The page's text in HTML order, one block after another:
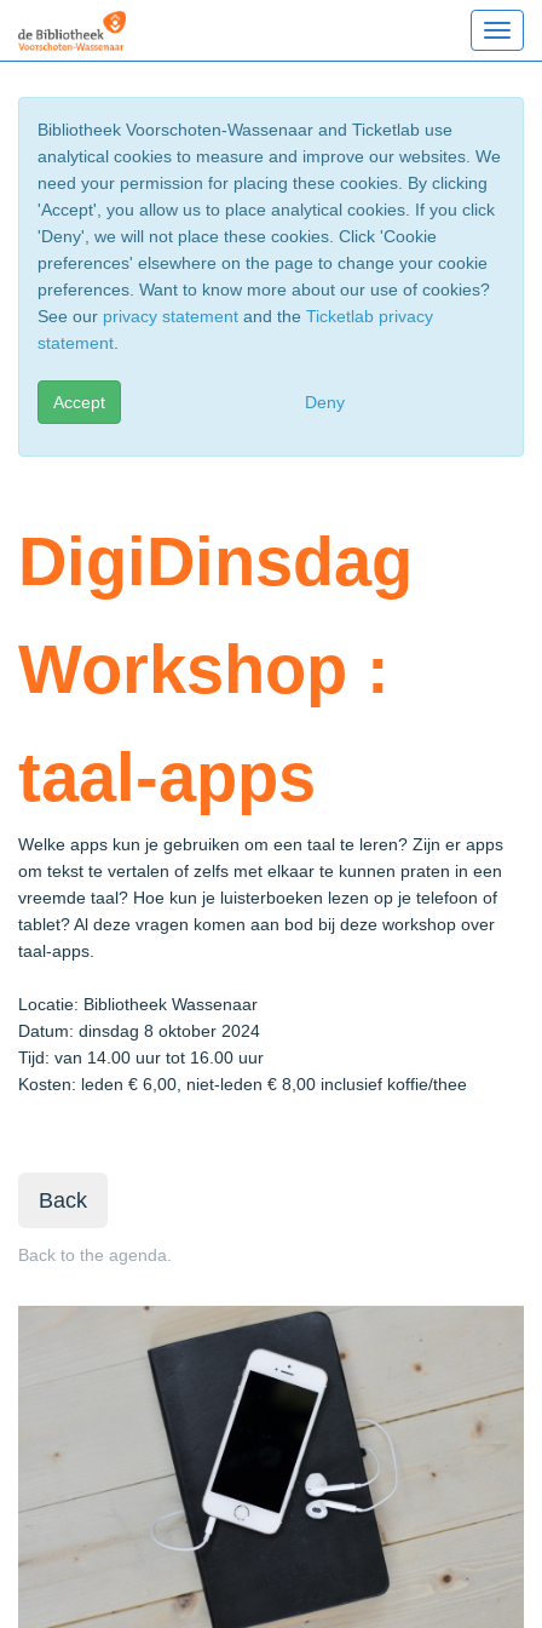
Bibliotheek Voorschoten-Wassenaar and Ticketlab use
analytical cookies to measure and improve our websites. We
need your permission for placing these cookies. By clicking
'Accept', you allow us to place analytical cookies. If you click
'Deny', we will not place these cookies. Click 'Cookie
preferences' elsewhere on the page to change your cookie
preferences. Want to know more about our use of cookies?
See our privacy statement and the Ticketlab privacy
statement
Accept Deny
DigiDinsdag
Workshop :
taal-apps
Welke apps kun je gebruiken om een taal te leren? Zijn er apps
om tekst te vertalen of zelfs met elkaar te kunnen praten in een
vreemde taal? Hoe kun je luisterboeken lezen op je telefoon of
tablet? Al deze vragen komen aan bod bij deze workshop over
taal-apps.
Locatie: Bibliotheek Wassenaar
Datum: dinsdag 8 oktober 2024
Tijd: van 14.00 uur tot 16.00 uur
Kosten: leden € 6,00, niet-leden € 8,00 inclusief koffie/thee
Back
Back to the agenda.